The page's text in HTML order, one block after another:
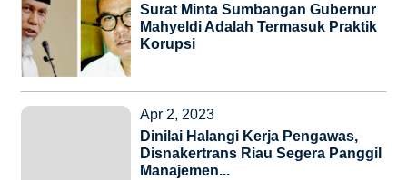
Surat Minta Sumbangan Gubernur
Mahyeldi Adalah Termasuk Praktik
Korupsi
Apr 2, 2023
Dinilai Halangi Kerja Pengawas,
Disnakertrans Riau Segera Panggil
Manajemen...